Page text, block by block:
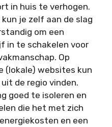
in huis te verhogen.
je zelf aan de slag
om een
in te schakelen voor
Op
(lokale) websites kun
de regio vinden.
goed te isoleren en
die het met zich
en een